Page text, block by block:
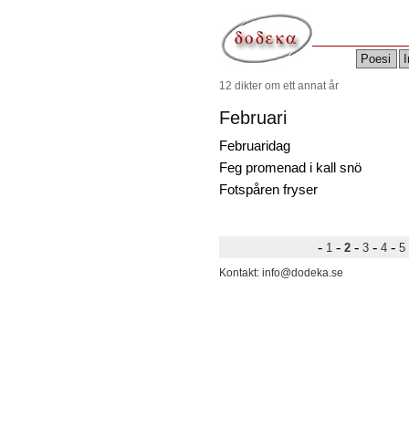
Poesi
12 dikter om ett annat år
Februari
Februaridag
Feg promenad i kall snö
Fotspåren fryser
-1 - 2 -3 -4 -5
Kontakt: info@dodeka.se